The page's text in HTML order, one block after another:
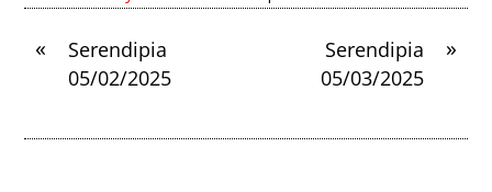
«
Serendipia
05/02/2025
»
Serendipia
05/03/2025